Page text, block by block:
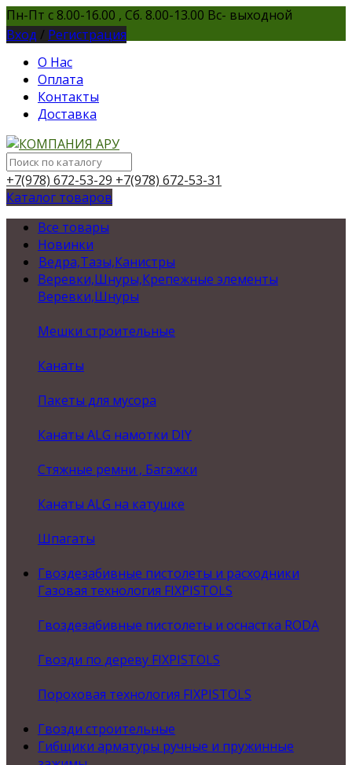
Пн-Пт с 8.00-16.00 , Сб. 8.00-13.00 Вс- выходной
Вход / Регистрация
О Нас
Оплата
Контакты
Доставка
+7(978) 672-53-29 +7(978) 672-53-31
Каталог товаров
Все товары
Новинки
Ведра,Тазы,Канистры
Веревки,Шнуры,Крепежные элементы
Веревки,Шнуры
Мешки строительные
Канаты
Пакеты для мусора
Канаты ALG намотки DIY
Стяжные ремни , Багажки
Канаты ALG на катушке
Шпагаты
Гвоздезабивные пистолеты и расходники
Газовая технология FIXPISTOLS
Гвоздезабивные пистолеты и оснастка RODA
Гвозди по дереву FIXPISTOLS
Пороховая технология FIXPISTOLS
Гвозди строительные
Гибщики арматуры ручные и пружинные